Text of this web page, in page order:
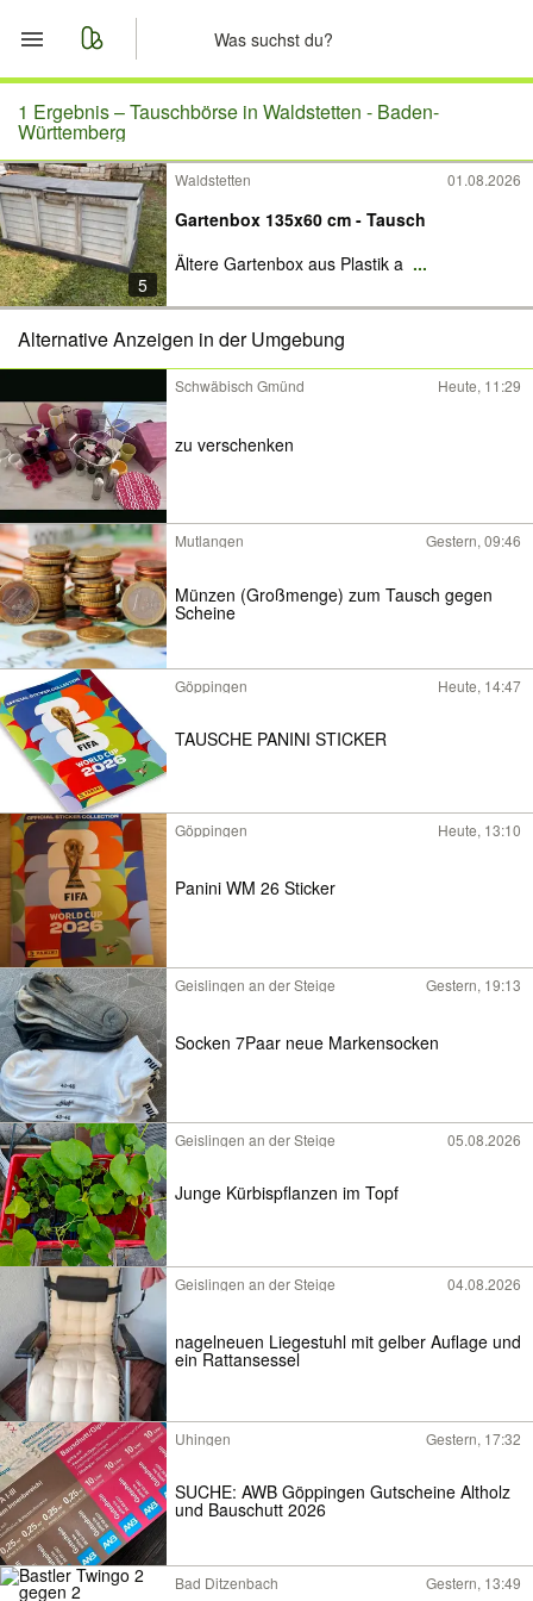
Start
Merkliste
Nachrichten
Anzeige aufgeben
1 Ergebnis –Tauschbörse in Waldstetten - Baden-
Württemberg
5
Waldstetten 01.08.2026
Gartenbox 135x60 cm - Tausch
Ältere Gartenbox aus Plastik a ...
Alternative Anzeigen in der Umgebung
Schwäbisch Gmünd Heute, 11:29
zu verschenken
Mutlangen Gestern, 09:46
Münzen (Großmenge) zum Tausch gegen
Scheine
Göppingen Heute, 14:47
TAUSCHE PANINI STICKER
Göppingen Heute, 13:10
Panini WM 26 Sticker
Geislingen an der Steige Gestern, 19:13
Socken 7Paar neue Markensocken
Geislingen an der Steige 05.08.2026
Junge Kürbispflanzen im Topf
Geislingen an der Steige 04.08.2026
nagelneuen Liegestuhl mit gelber Auflage und
ein Rattansessel
Uhingen Gestern, 17:32
SUCHE: AWB Göppingen Gutscheine Altholz
und Bauschutt 2026
Bad Ditzenbach Gestern, 13:49